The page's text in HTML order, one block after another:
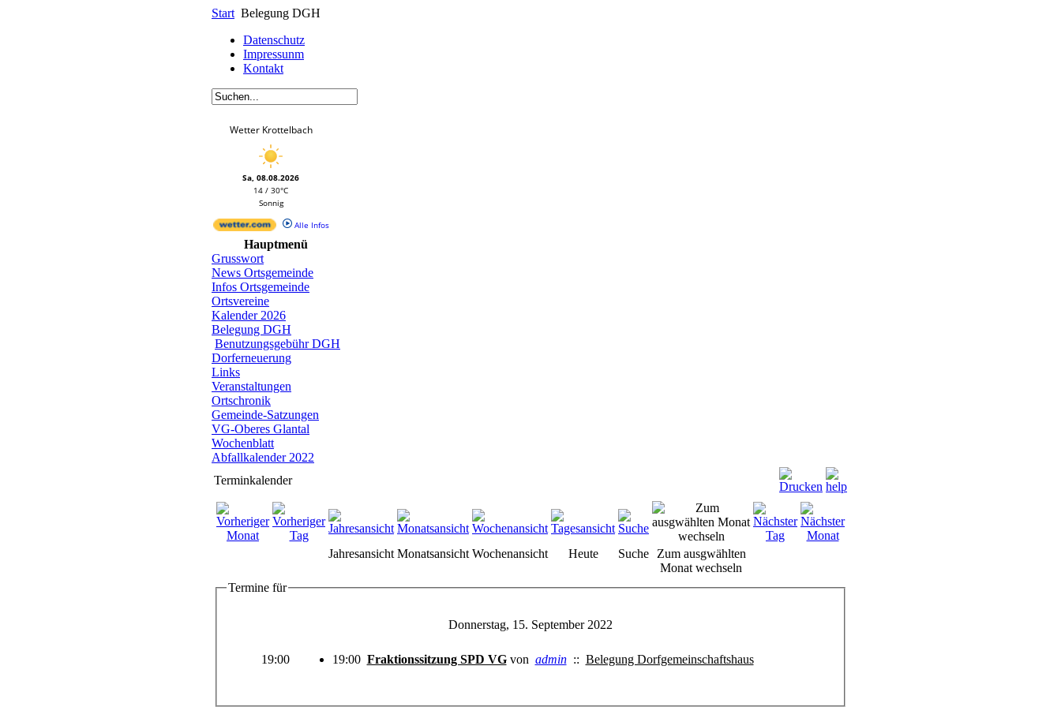
Start Belegung DGH
Datenschutz
Impressunm
Kontakt
Wetter Krottelbach
Sa, 08.08.2026
14 / 30°C
Sonnig
Alle Infos
Hauptmenü
Grusswort
News Ortsgemeinde
Infos Ortsgemeinde
Ortsvereine
Kalender 2026
Belegung DGH
Benutzungsgebühr DGH
Dorferneuerung
Links
Veranstaltungen
Ortschronik
Gemeinde-Satzungen
VG-Oberes Glantal
Wochenblatt
Abfallkalender 2022
Terminkalender
Jahresansicht Monatsansicht Wochenansicht Heute Suche
Zum ausgwählten
Monat wechseln
Termine für
Donnerstag, 15. September 2022
19:00 19:00 Fraktionssitzung SPD VG von admin :: Belegung Dorfgemeinschaftshaus